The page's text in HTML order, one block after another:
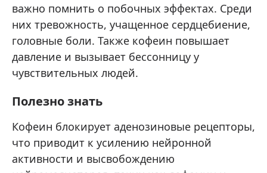
важно помнить о побочных эффектах. Среди
них тревожность, учащенное сердцебиение,
головные боли. Также кофеин повышает
давление и вызывает бессонницу у
чувствительных людей.
Полезно знать
Кофеин блокирует аденозиновые рецепторы,
что приводит к усилению нейронной
активности и высвобождению